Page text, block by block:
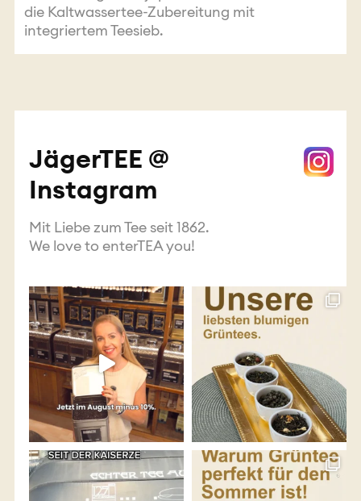
die Kaltwassertee-Zubereitung mit
integriertem Teesieb.
JägerTEE @
Instagram
Mit Liebe zum Tee seit 1862.
We love to enterTEA you!